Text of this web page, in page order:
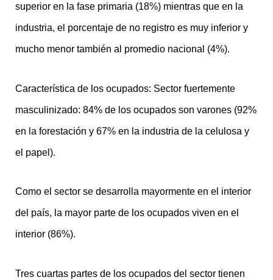
superior en la fase primaria (18%) mientras que en la
industria, el porcentaje de no registro es muy inferior y
mucho menor también al promedio nacional (4%).
Característica de los ocupados: Sector fuertemente
masculinizado: 84% de los ocupados son varones (92%
en la forestación y 67% en la industria de la celulosa y
el papel).
Como el sector se desarrolla mayormente en el interior
del país, la mayor parte de los ocupados viven en el
interior (86%).
Tres cuartas partes de los ocupados del sector tienen